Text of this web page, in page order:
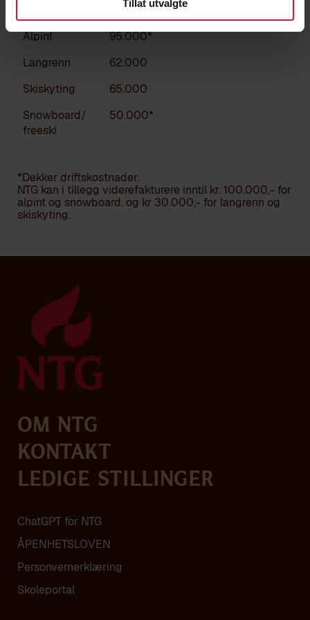
Tillat utvalgte
2026-2027
Alpint
95.000*
Langrenn
62.000
Skiskyting
65.000
Snowboard/
freeski
50.000*
*Dekker driftskostnader.
NTG kan i tillegg viderefakturere inntil kr. 100.000,- for
alpint og snowboard. og kr 30.000,- for langrenn og
skiskyting.
Om NTG
Kontakt
Ledige stillinger
ChatGPT for NTG
ÅPENHETSLOVEN
Personvern­erklæring
Skoleportal